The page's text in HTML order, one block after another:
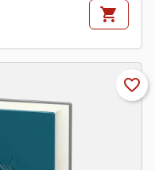
shopping_cart
favorite_border